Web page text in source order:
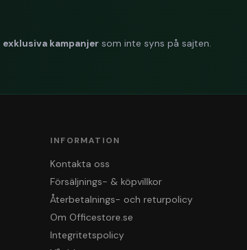
INFORMATION
Kontakta oss
Försäljnings- & köpvillkor
Återbetalnings- och returpolicy
Om Officestore.se
Integritetspolicy
exklusiva kampanjer som inte syns på sajten.